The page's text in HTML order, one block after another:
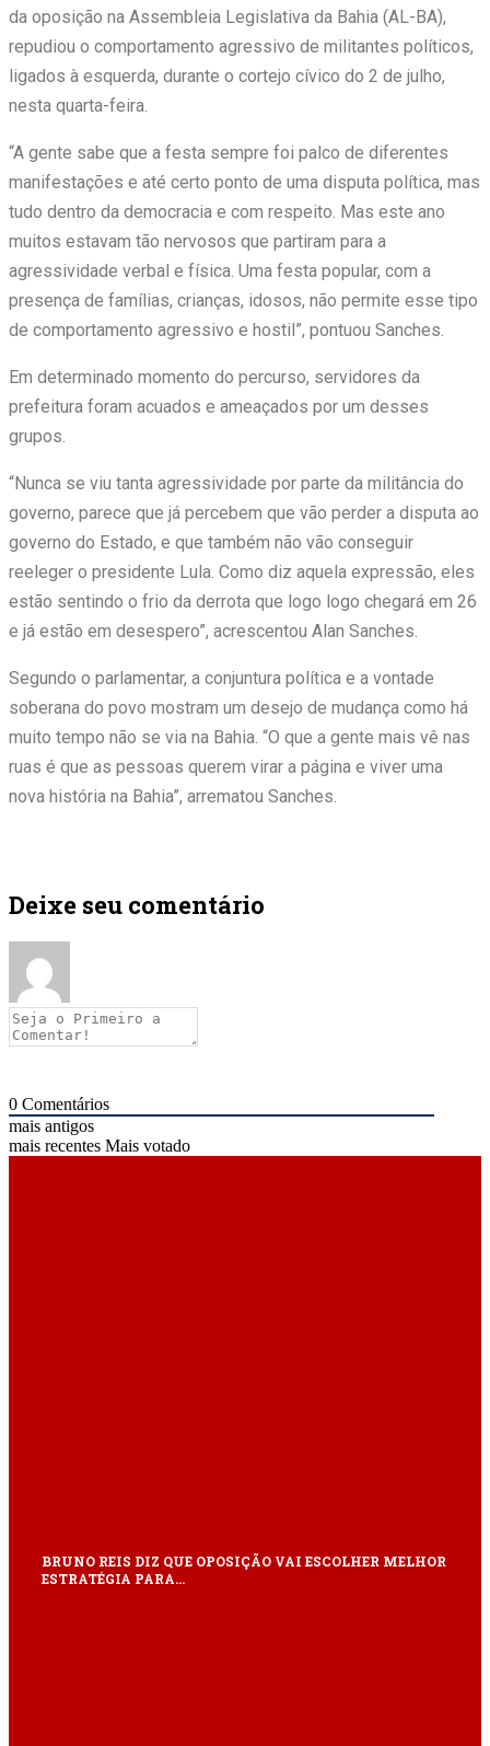
da oposição na Assembleia Legislativa da Bahia (AL-BA),
repudiou o comportamento agressivo de militantes políticos,
ligados à esquerda, durante o cortejo cívico do 2 de julho,
nesta quarta-feira.
“A gente sabe que a festa sempre foi palco de diferentes
manifestações e até certo ponto de uma disputa política, mas
tudo dentro da democracia e com respeito. Mas este ano
muitos estavam tão nervosos que partiram para a
agressividade verbal e física. Uma festa popular, com a
presença de famílias, crianças, idosos, não permite esse tipo
de comportamento agressivo e hostil”, pontuou Sanches.
Em determinado momento do percurso, servidores da
prefeitura foram acuados e ameaçados por um desses
grupos.
“Nunca se viu tanta agressividade por parte da militância do
governo, parece que já percebem que vão perder a disputa ao
governo do Estado, e que também não vão conseguir
reeleger o presidente Lula. Como diz aquela expressão, eles
estão sentindo o frio da derrota que logo logo chegará em 26
e já estão em desespero”, acrescentou Alan Sanches.
Segundo o parlamentar, a conjuntura política e a vontade
soberana do povo mostram um desejo de mudança como há
muito tempo não se via na Bahia. “O que a gente mais vê nas
ruas é que as pessoas querem virar a página e viver uma
nova história na Bahia”, arrematou Sanches.
Deixe seu comentário
0 Comentários
mais antigos
mais recentes Mais votado
BRUNO REIS DIZ QUE OPOSIÇÃO VAI ESCOLHER MELHOR
ESTRATÉGIA PARA…